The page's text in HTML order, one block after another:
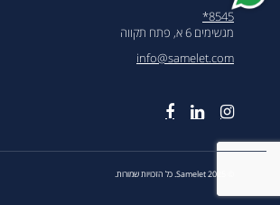
8545*
מגשימים 6 א, פתח תקווה
info@samelet.com